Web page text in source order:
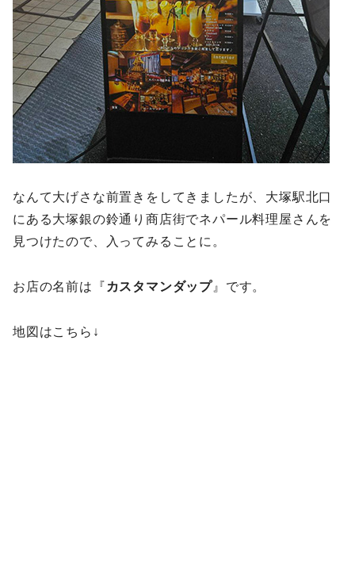
なんて大げさな前置きをしてきましたが、大塚駅北口
にある大塚銀の鈴通り商店街でネパール料理屋さんを
見つけたので、入ってみることに。
お店の名前は『 カスタマンダップ 』です。
地図はこちら↓